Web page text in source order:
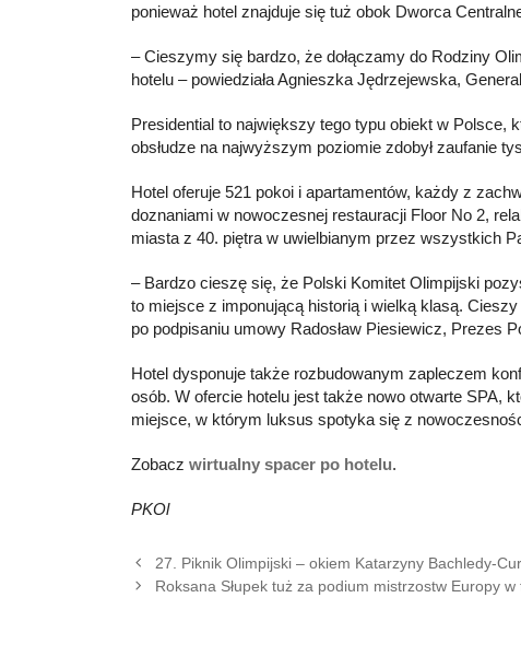
ponieważ hotel znajduje się tuż obok Dworca
– Cieszymy się bardzo, że dołączamy do Rodziny
hotelu – powiedziała Agnieszka Jędrzejewska,
Presidential to największy tego typu obiekt w Polsce,
obsłudze na najwyższym poziomie zdobył zaufanie
Hotel oferuje 521 pokoi i apartamentów, każdy z
doznaniami w nowoczesnej restauracji Floor No 2,
miasta z 40. piętra w uwielbianym przez wszystkich
– Bardzo cieszę się, że Polski Komitet Olimpijski
to miejsce z imponującą historią i wielką klasą.
po podpisaniu umowy Radosław Piesiewicz, Prezes
Hotel dysponuje także rozbudowanym zapleczem
osób. W ofercie hotelu jest także nowo otwarte SPA,
miejsce, w którym luksus spotyka się z
Zobacz wirtualny spacer po hotelu.
PKOl
27. Piknik Olimpijski – okiem Katarzyny Bachledy-
Roksana Słupek tuż za podium mistrzostw Europy w